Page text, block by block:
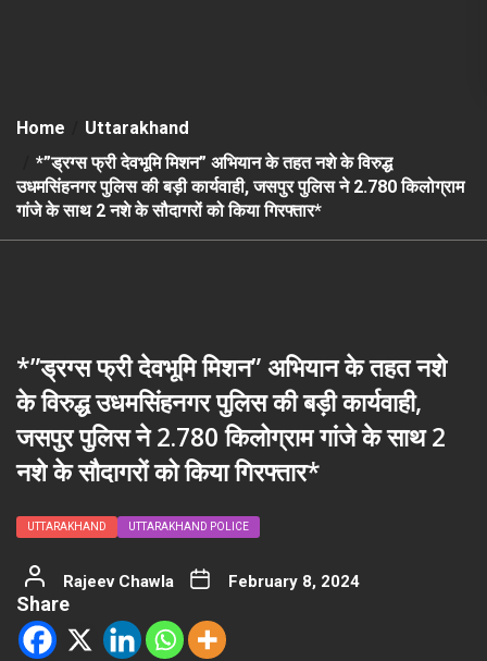
Home
Uttarakhand
*”ड्रग्स फ्री देवभूमि मिशन” अभियान के तहत नशे के विरुद्ध
उधमसिंहनगर पुलिस की बड़ी कार्यवाही, जसपुर पुलिस ने 2.780 किलोग्राम
गांजे के साथ 2 नशे के सौदागरों को किया गिरफ्तार*
*”ड्रग्स फ्री देवभूमि मिशन” अभियान के तहत नशे
के विरुद्ध उधमसिंहनगर पुलिस की बड़ी कार्यवाही,
जसपुर पुलिस ने 2.780 किलोग्राम गांजे के साथ 2
नशे के सौदागरों को किया गिरफ्तार*
UTTARAKHAND UTTARAKHAND POLICE
Rajeev Chawla February 8, 2024
Share